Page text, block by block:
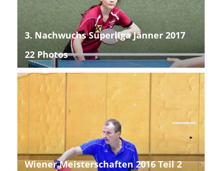
3. Nachwuchs Superliga Jänner 2017
22 Photos
Wiener Meisterschaften 2016 Teil 2